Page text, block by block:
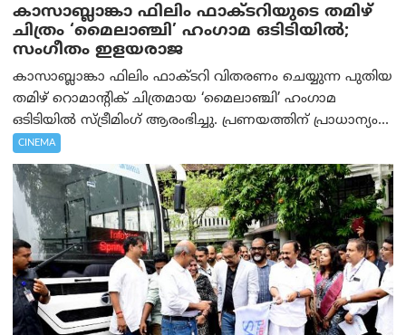
കാസാബ്ലാങ്കാ ഫിലിം ഫാക്ടറിയുടെ തമിഴ്
ചിത്രം ‘മൈലാഞ്ചി’ ഹംഗാമ ഒടിടിയിൽ;
സംഗീതം ഇളയരാജ
കാസാബ്ലാങ്കാ ഫിലിം ഫാക്ടറി വിതരണം ചെയ്യുന്ന പുതിയ
തമിഴ് റൊമാന്റിക് ചിത്രമായ ‘മൈലാഞ്ചി’ ഹംഗാമ
ഒടിടിയിൽ സ്ട്രീമിംഗ് ആരംഭിച്ചു. പ്രണയത്തിന് പ്രാധാന്യം...
CINEMA